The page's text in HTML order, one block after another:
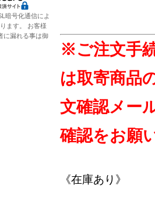
※ご注文手
は取寄商品
文確認メー
確認をお願
《在庫あり》
暗号化通信によ
ます。 お客様
に漏れる事は御